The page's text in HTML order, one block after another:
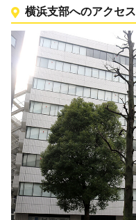
横浜支部へのアクセス